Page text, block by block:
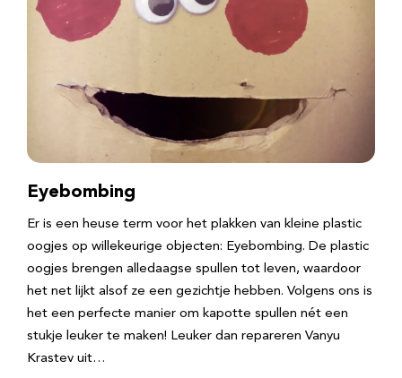
Eyebombing
Er is een heuse term voor het plakken van kleine plastic
oogjes op willekeurige objecten: Eyebombing. De plastic
oogjes brengen alledaagse spullen tot leven, waardoor
het net lijkt alsof ze een gezichtje hebben. Volgens ons is
het een perfecte manier om kapotte spullen nét een
stukje leuker te maken! Leuker dan repareren Vanyu
Krastev uit…